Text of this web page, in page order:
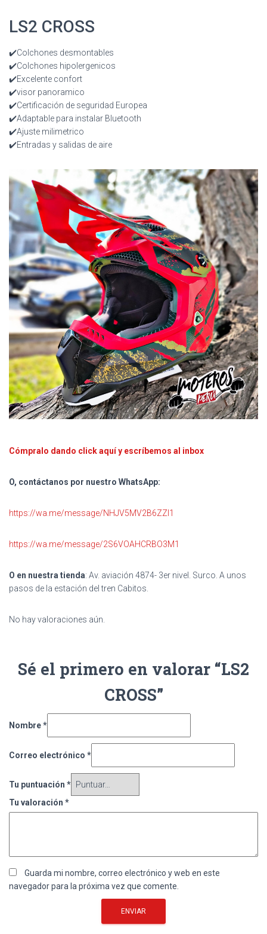
LS2 CROSS
✔️Colchones desmontables
✔️Colchones hipolergenicos
✔️Excelente confort
✔️visor panoramico
✔️Certificación de seguridad Europea
✔️Adaptable para instalar Bluetooth
✔️Ajuste milimetrico
✔️Entradas y salidas de aire
Cómpralo dando click aquí y escríbemos al inbox
O, contáctanos por nuestro WhatsApp:
https://wa.me/message/NHJV5MV2B6ZZI1
https://wa.me/message/2S6VOAHCRBO3M1
O en nuestra tienda: Av. aviación 4874- 3er nivel. Surco. A unos
pasos de la estación del tren Cabitos.
No hay valoraciones aún.
Sé el primero en valorar “LS2
CROSS”
Nombre*
Correo electrónico *
Tu puntuación *
Tu valoración *
Guarda mi nombre, correo electrónico y web en este
navegador para la próxima vez que comente.